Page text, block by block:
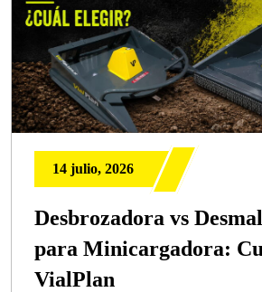
14 julio, 2026
Desbrozadora vs
para Minicargadora:
VialPlan